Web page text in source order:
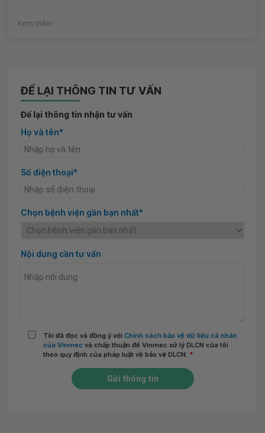
Xem thêm
ĐỂ LẠI THÔNG TIN TƯ VẤN
Để lại thông tin nhận tư vấn
Họ và tên*
Số điện thoại*
Chọn bệnh viện gần bạn nhất*
Nội dung cần tư vấn
Tôi đã đọc và đồng ý với Chính sách bảo vệ dữ liệu cá nhân
của Vinmec và chấp thuận để Vinmec xử lý DLCN của tôi
theo quy định của pháp luật về bảo vệ DLCN. *
Gửi thông tin